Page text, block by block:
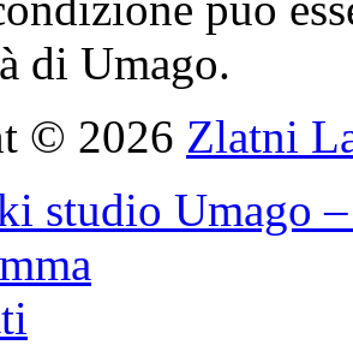
di Umago.
© 2026 Zlatni
studio Umago